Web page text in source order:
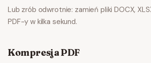
Lub zrób odwrotnie: zamień pliki DOCX,
PDF-y w kilka sekund.
Kompresja PDF